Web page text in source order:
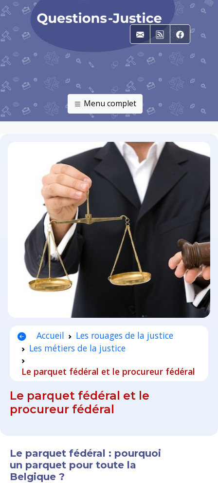
E-mailRSS
Menu complet
Accueil
Les rouages de la justice
Les métiers de la justice
Le parquet fédéral et le procureur fédéral
Le parquet fédéral et le
procureur fédéral
Le parquet fédéral : pourquoi
un parquet pour toute la
Belgique ?